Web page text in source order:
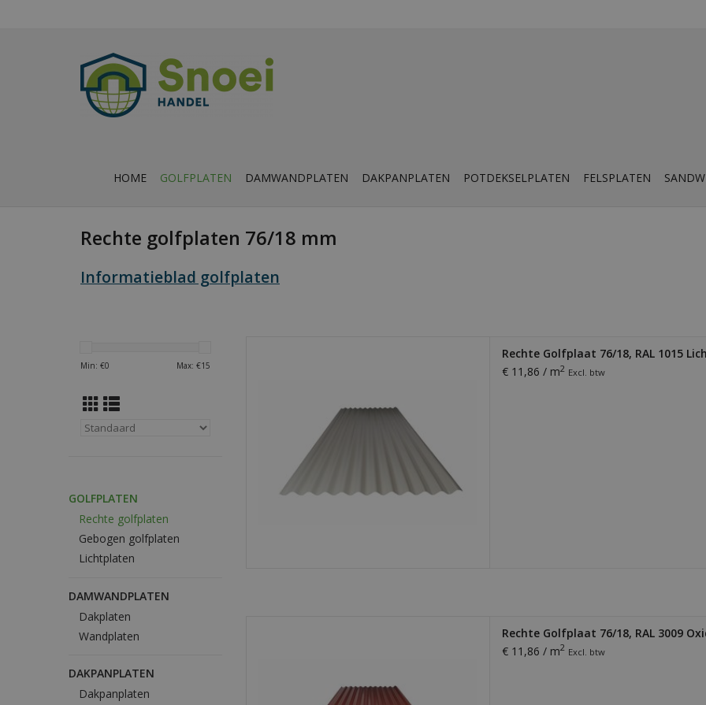
HOME GOLFPLATEN DAMWANDPLATEN DAKPANPLATEN POTDEKSELPLATEN FELSPLATEN
Rechte golfplaten 76/18 mm
Informatieblad golfplaten
Min: €0 Max: €15
GOLFPLATEN
Rechte golfplaten
Gebogen golfplaten
Lichtplaten
DAMWANDPLATEN
Dakplaten
Wandplaten
DAKPANPLATEN
Dakpanplaten
TOEVOEGEN AAN WINKELWAGEN
Rechte Golfplaat 76/18, RAL 1015
€ 11,86 / m2 Excl. btw
TOEVOEGEN AAN WINKELWAGEN
Rechte Golfplaat 76/18, RAL 3009
€ 11,86 / m2 Excl. btw